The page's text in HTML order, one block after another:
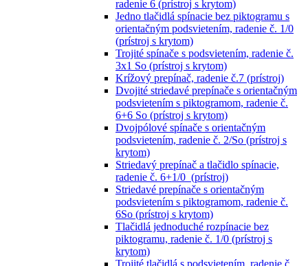
radenie 6 (prístroj s krytom)
Jedno tlačidlá spínacie bez piktogramu s
orientačným podsvietením, radenie č. 1/0
(prístroj s krytom)
Trojité spínače s podsvietením, radenie č.
3x1 So (prístroj s krytom)
Krížový prepínač, radenie č.7 (prístroj)
Dvojité striedavé prepínače s orientačným
podsvietením s piktogramom, radenie č.
6+6 So (prístroj s krytom)
Dvojpólové spínače s orientačným
podsvietením, radenie č. 2/So (prístroj s
krytom)
Striedavý prepínač a tlačidlo spínacie,
radenie č. 6+1/0 (prístroj)
Striedavé prepínače s orientačným
podsvietením s piktogramom, radenie č.
6So (prístroj s krytom)
Tlačidlá jednoduché rozpínacie bez
piktogramu, radenie č. 1/0 (prístroj s
krytom)
Trojité tlačidlá s podsvietením, radenie č.